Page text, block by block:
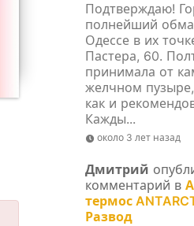
Подтверждаю!
полнейший
Одессе в их
Пастера, 60.
принимала от
желчном
как и
Кажды...
около 3 лет назад
Дмитрий
комментарий в
термос
Развод